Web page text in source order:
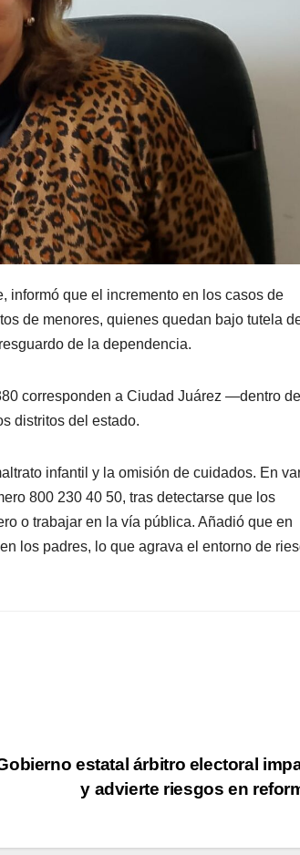
informó que el incremento en los casos de
de menores, quienes quedan bajo tutela
de la dependencia.
corresponden a Ciudad Juárez —dentro
distritos del estado.
infantil y la omisión de cuidados. En
800 230 40 50, tras detectarse que los
o trabajar en la vía pública. Añadió que en
los padres, lo que agrava el entorno de
estatal árbitro electoral
y advierte riesgos en